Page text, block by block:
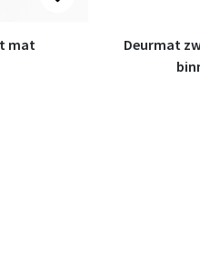
mat
Deurmat